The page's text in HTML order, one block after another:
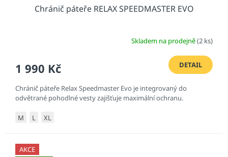
Chránič páteře RELAX SPEEDMASTER EVO
Skladem na prodejně(2 ks)
1 990 Kč DETAIL
Chránič páteře Relax Speedmaster Evo je integrovaný do
odvětrané pohodlné vesty zajišťuje maximální ochranu.
M L XL
AKCE